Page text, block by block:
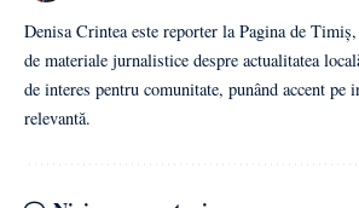
Denisa Crintea este reporter la Pagina de
de materiale jurnalistice despre actualitatea
de interes pentru comunitate, punând accent pe
relevantă.